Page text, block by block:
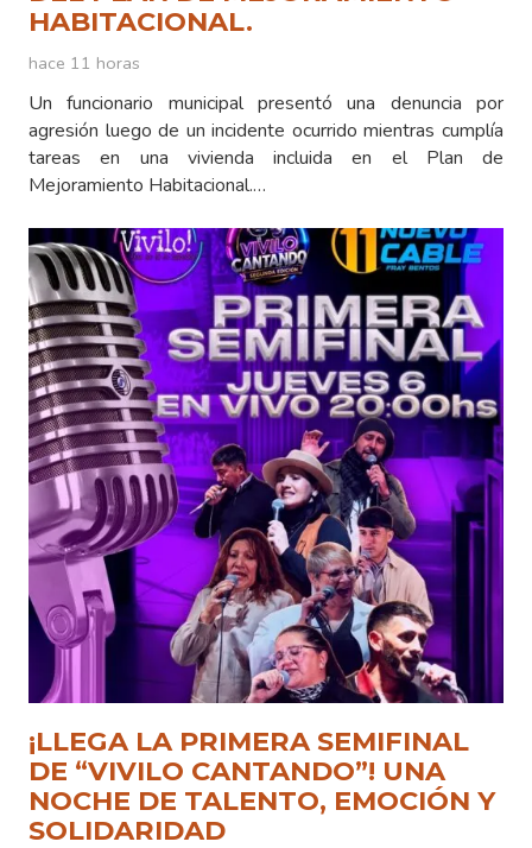
HABITACIONAL.
hace 11 horas
Un funcionario municipal presentó una denuncia por
agresión luego de un incidente ocurrido mientras cumplía
tareas en una vivienda incluida en el Plan de
Mejoramiento Habitacional.…
¡LLEGA LA PRIMERA SEMIFINAL
DE “VIVILO CANTANDO”! UNA
NOCHE DE TALENTO, EMOCIÓN Y
SOLIDARIDAD